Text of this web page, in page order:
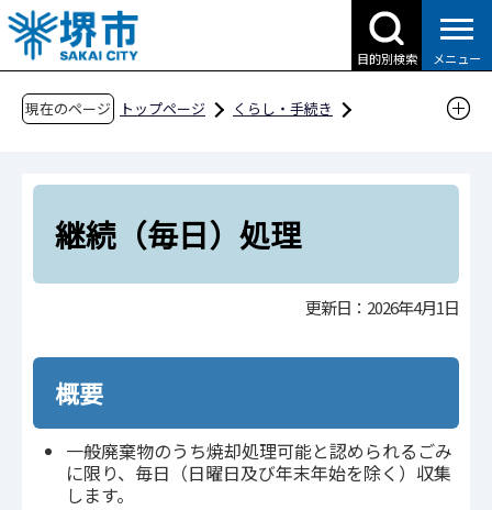
こ
の
ペ
目的別検索 メニュー
現在のページ トップページ
くらし・手続き
家庭から出るごみ
家庭から出るごみの出し方
その他のごみ処理方法
継続（毎日）処理
継続（毎日）処理
更新日：2026年4月1日
概要
一般廃棄物のうち焼却処理可能と認められるごみ
に限り、毎日（日曜日及び年末年始を除く）収集
します。